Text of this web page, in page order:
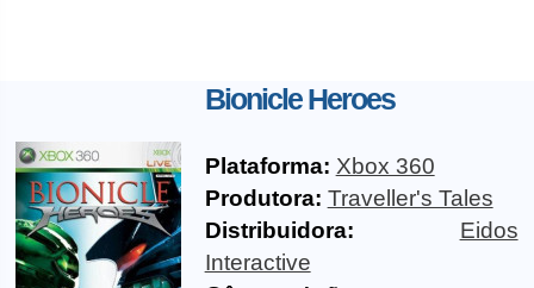
Bionicle Heroes
Plataforma: Xbox 360
Produtora: Traveller's Tales
Distribuidora:
Eidos
Interactive